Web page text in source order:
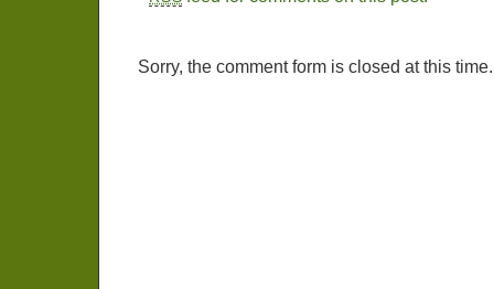
Sorry, the comment form is closed at this time.